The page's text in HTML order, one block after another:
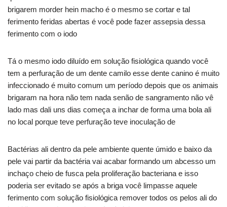
brigarem morder hein macho é o mesmo se cortar e tal
ferimento feridas abertas é você pode fazer assepsia dessa
ferimento com o iodo
Tá o mesmo iodo diluído em solução fisiológica quando você
tem a perfuração de um dente camilo esse dente canino é muito
infeccionado é muito comum um período depois que os animais
brigaram na hora não tem nada senão de sangramento não vê
lado mas dali uns dias começa a inchar de forma uma bola ali
no local porque teve perfuração teve inoculação de
Bactérias ali dentro da pele ambiente quente úmido e baixo da
pele vai partir da bactéria vai acabar formando um abcesso um
inchaço cheio de fusca pela proliferação bacteriana e isso
poderia ser evitado se após a briga você limpasse aquele
ferimento com solução fisiológica remover todos os pelos ali do